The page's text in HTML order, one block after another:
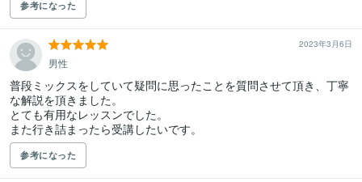
参考になった
2023年3月6日
男性
普段ミックスをしていて疑問に思ったことを質問させて頂き、丁寧
な解説を頂きました。
とても有用なレッスンでした。
また行き詰まったら受講したいです。
参考になった